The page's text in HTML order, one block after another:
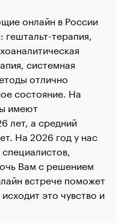
онлайн в России
терапия,
системная
отлично
состояние. На
имеют
лет, а средний
На 2026 год у нас
Вам с решением
встрече поможет
это чувство и